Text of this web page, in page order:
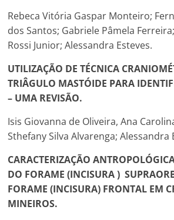
Rebeca Vitória Gaspar Monteiro;
dos Santos; Gabriele Pâmela
Rossi Junior; Alessandra Esteves.
UTILIZAÇÃO DE TÉCNICA
TRIÂGULO MASTÓIDE PARA
– UMA REVISÃO.
Isis Giovanna de Oliveira, Ana
Sthefany Silva Alvarenga; Alessandra
CARACTERIZAÇÃO
DO FORAME (INCISURA )
FORAME (INCISURA) FRONTAL EM
MINEIROS.